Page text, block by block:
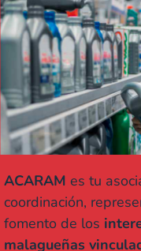
ACARAM es tu
coordinación,
fomento de los
malagueñas